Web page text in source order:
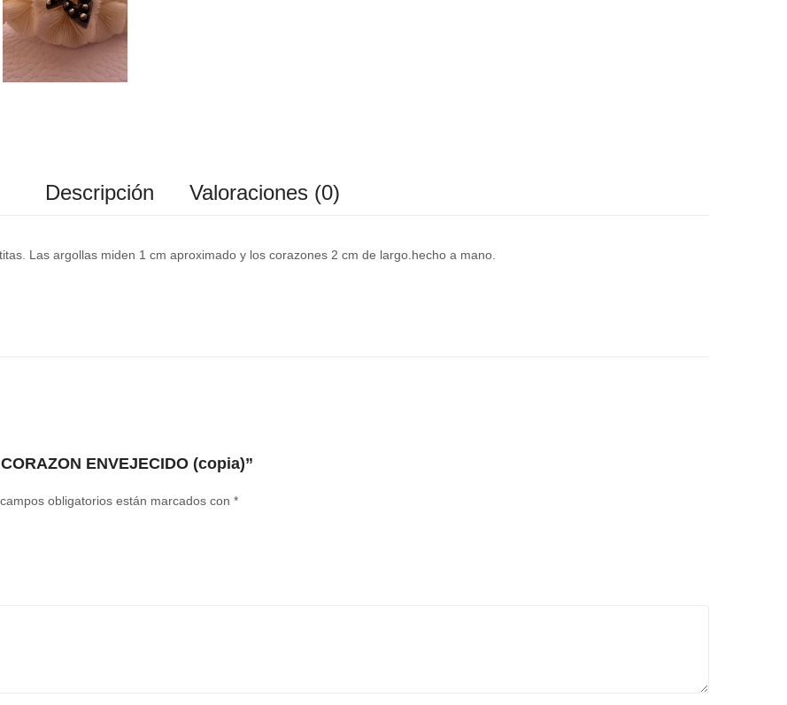
Descripción Valoraciones (0)
Las argollas miden 1 cm aproximado y los corazones 2 cm de largo.hecho a mano.
ENVEJECIDO (copia)”
obligatorios están marcados con *